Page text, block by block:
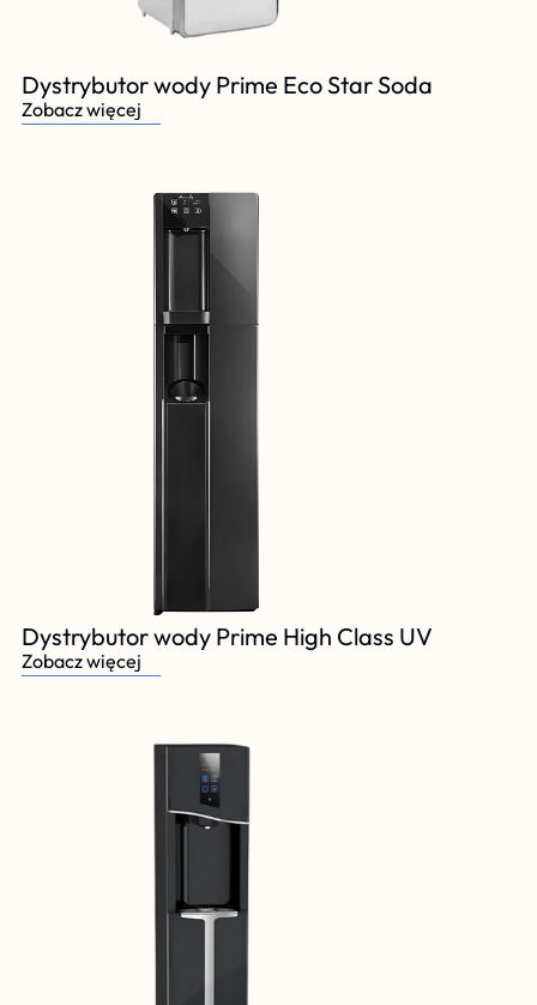
Dystrybutor wody Prime Eco Star Soda
Zobacz więcej
Dystrybutor wody Prime High Class UV
Zobacz więcej